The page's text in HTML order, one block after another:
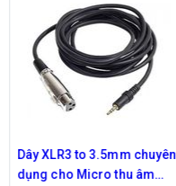
Dây XLR3 to 3.5mm chuyên
dụng cho Micro thu âm